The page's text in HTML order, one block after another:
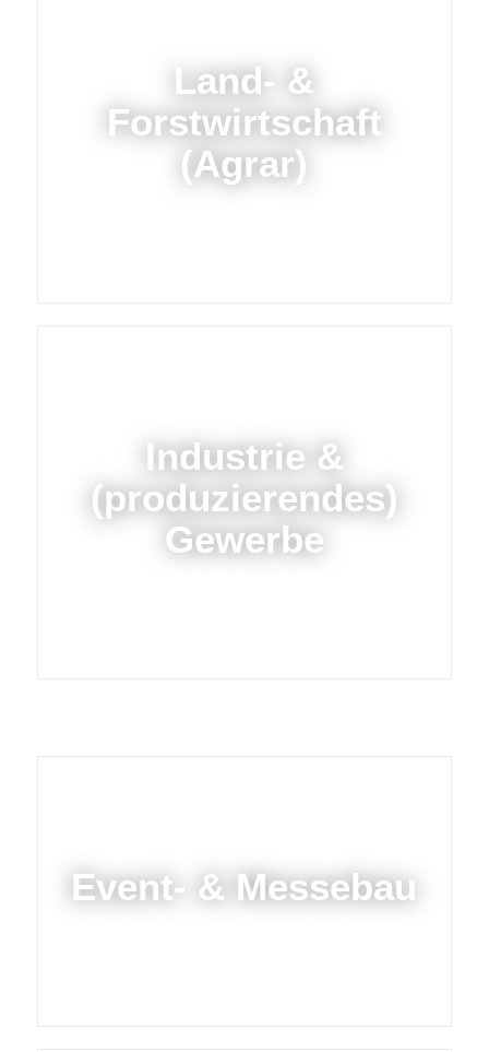
Land- &
Forstwirtschaft
(Agrar)
Industrie &
(produzierendes)
Gewerbe
Event- & Messebau